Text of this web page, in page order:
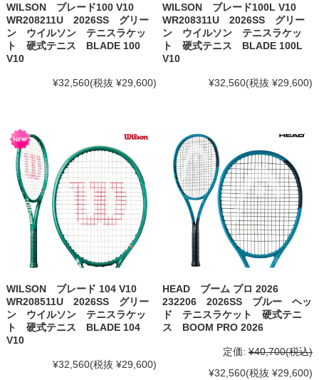
WILSON ブレード100 V10
WR208211U 2026SS グリー
ン ウイルソン テニスラケッ
ト 硬式テニス BLADE 100
V10
¥32,560(税抜 ¥29,600)
WILSON ブレード100L V10
WR208311U 2026SS グリー
ン ウイルソン テニスラケッ
ト 硬式テニス BLADE 100L
V10
¥32,560(税抜 ¥29,600)
WILSON ブレード 104 V10
WR208511U 2026SS グリー
ン ウイルソン テニスラケッ
ト 硬式テニス BLADE 104
V10
¥32,560(税抜 ¥29,600)
HEAD ブーム プロ 2026
232206 2026SS ブルー ヘッ
ド テニスラケット 硬式テニ
ス BOOM PRO 2026
定価: ¥40,700(税込)
¥32,560(税抜 ¥29,600)